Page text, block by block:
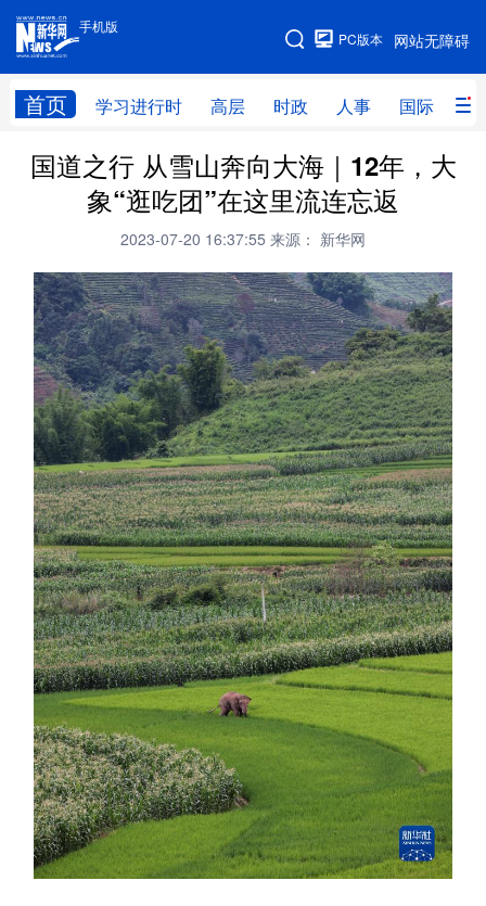
手机版
网站无障碍
PC版本
首页 学习进行时 高层 时政 人事 国际 财
手机版
网站地图
学习进行时 高层 时政 人事
财经 网评
全球连线
科技 科创 量子 体育
文化 书画 健康 军事
访谈 视频 图片 政务
法律 中央文件 金融 汽车
食品 人居 信息化 数字经济
学术中国 乡村振兴 银龄 溯源中国
城市 旅游 能源 会展
彩票 娱乐 时尚 悦读
公益 一带一路 亚太网 上市公司
文化产业
地方频道
北京 天津 河北 山西
国道之行 从雪山奔向大海｜12年，大
象“逛吃团”在这里流连忘返
2023-07-20 16:37:55 来源： 新华网